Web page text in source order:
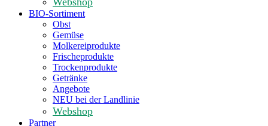
BIO-Sortiment
Obst
Gemüse
Molkereiprodukte
Frischeprodukte
Trockenprodukte
Getränke
Angebote
NEU bei der Landlinie
Webshop
Partner